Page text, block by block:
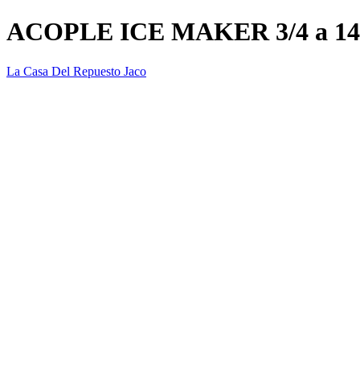
ACOPLE ICE MAKER 3/4 a
La Casa Del Repuesto Jaco